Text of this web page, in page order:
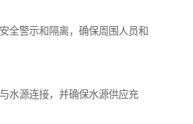
全警示和隔离，确保周围人员和
水源连接，并确保水源供应充